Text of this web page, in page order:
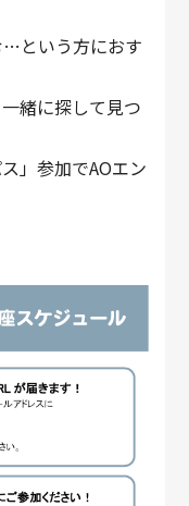
…という方におす
緒に探して見つ
」参加でAOエン